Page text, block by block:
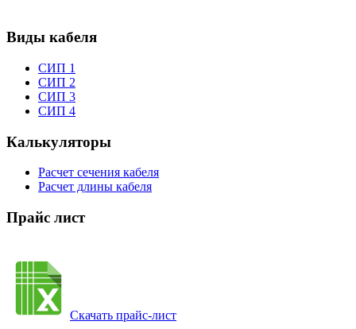
Виды кабеля
СИП 1
СИП 2
СИП 3
СИП 4
Калькуляторы
Расчет сечения кабеля
Расчет длины кабеля
Прайс лист
Скачать прайс-лист